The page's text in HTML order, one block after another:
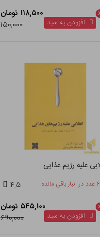
۱۱۸,۵۰۰ تومان
۱۵۰,۰۰۰
افزودن به سبد
علیه رژیم غذایی
۴.۵
۵۴۵,۱۰۰ تومان
۶۹۰,۰۰۰
افزودن به سبد